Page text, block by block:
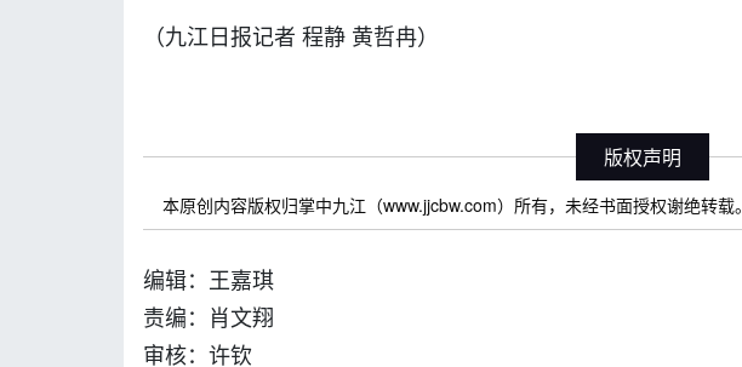
（九江日报记者 程静 黄哲冉）
版权声明
本原创内容版权归掌中九江（www.jjcbw.com）所有，未经书面授权谢绝转载。
编辑：王嘉琪
责编：肖文翔
审核：许钦